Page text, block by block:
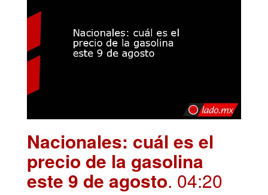
Nacionales: cuál es el
precio de la gasolina
este 9 de agosto. 04:20